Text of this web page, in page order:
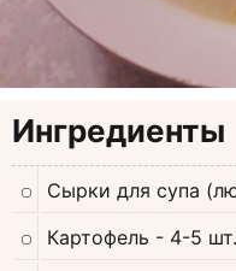
Ингредиенты
Сырки для супа
Картофель - 4-5 шт.